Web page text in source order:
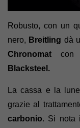
Robusto, con un
nero, Breitling dà
Chronomat con
Blacksteel.
La cassa e la
grazie al
carbonio. Si nota